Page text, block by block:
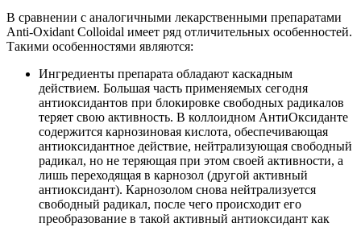
В сравнении с аналогичными лекарственными препаратами
Anti-Oxidant Colloidal имеет ряд отличительных особенностей.
Такими особенностями являются:
Ингредиенты препарата обладают каскадным
действием. Большая часть применяемых сегодня
антиоксидантов при блокировке свободных радикалов
теряет свою активность. В коллоидном АнтиОксиданте
содержится карнозиновая кислота, обеспечивающая
антиоксидантное действие, нейтрализующая свободный
радикал, но не теряющая при этом своей активности, а
лишь переходящая в карнозол (другой активный
антиоксидант). Карнозолом снова нейтрализуется
свободный радикал, после чего происходит его
преобразование в такой активный антиоксидант как